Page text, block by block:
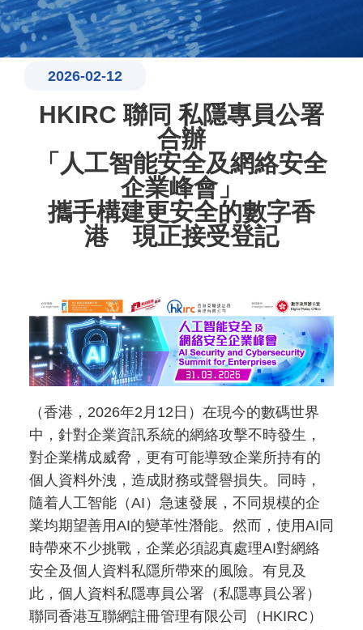
2026-02-12
HKIRC 聯同 私隱專員公署
合辦
「人工智能安全及網絡安全
企業峰會」
攜手構建更安全的數字香
港 現正接受登記
（香港，2026年2月12日）在現今的數碼世界
中，針對企業資訊系統的網絡攻擊不時發生，
對企業構成威脅，更有可能導致企業所持有的
個人資料外洩，造成財務或聲譽損失。同時，
隨着人工智能（AI）急速發展，不同規模的企
業均期望善用AI的變革性潛能。然而，使用AI同
時帶來不少挑戰，企業必須認真處理AI對網絡
安全及個人資料私隱所帶來的風險。有見及
此，個人資料私隱專員公署（私隱專員公署）
聯同香港互聯網註冊管理有限公司（HKIRC）